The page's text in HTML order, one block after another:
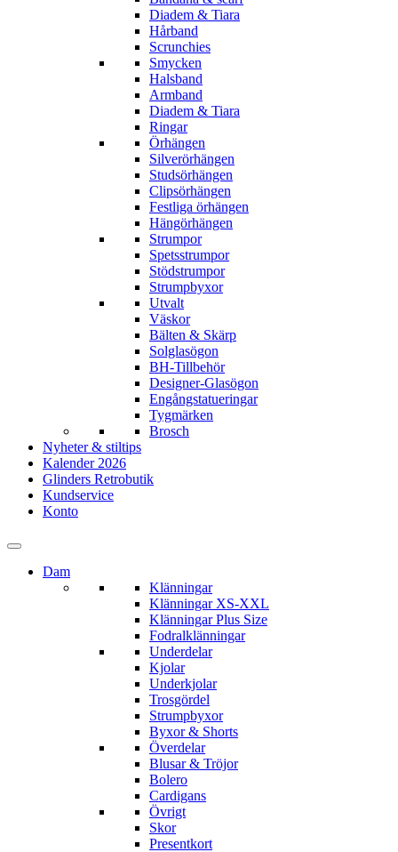
Diadem & Tiara
Hårband
Scrunchies
Smycken
Halsband
Armband
Diadem & Tiara
Ringar
Örhängen
Silverörhängen
Studsörhängen
Clipsörhängen
Festliga örhängen
Hängörhängen
Strumpor
Spetsstrumpor
Stödstrumpor
Strumpbyxor
Utvalt
Väskor
Bälten & Skärp
Solglasögon
BH-Tillbehör
Designer-Glasögon
Engångstatueringar
Tygmärken
Brosch
Nyheter & stiltips
Kalender 2026
Glinders Retrobutik
Kundservice
Konto
Dam
Klänningar
Klänningar XS-XXL
Klänningar Plus Size
Fodralklänningar
Underdelar
Kjolar
Underkjolar
Trosgördel
Strumpbyxor
Byxor & Shorts
Överdelar
Blusar & Tröjor
Bolero
Cardigans
Övrigt
Skor
Presentkort